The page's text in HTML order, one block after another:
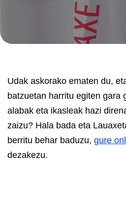
Udak askorako ematen du,
batzuetan harritu egiten gara
alabak eta ikasleak hazi
zaizu? Hala bada eta
berritu behar baduzu, gure
dezakezu.